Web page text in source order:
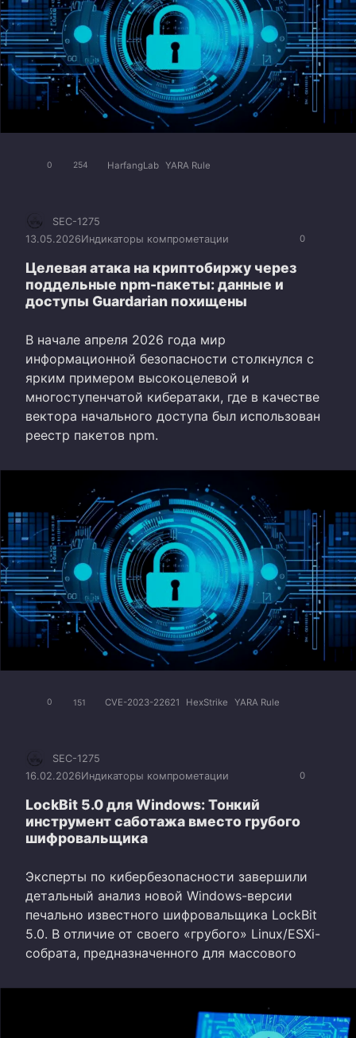
0 254 HarfangLab YARA Rule
0
SEC-1275
13.05.2026Индикаторы компрометации
Целевая атака на криптобиржу через
поддельные npm-пакеты: данные и
доступы Guardarian похищены
В начале апреля 2026 года мир
информационной безопасности столкнулся с
ярким примером высокоцелевой и
многоступенчатой кибератаки, где в качестве
вектора начального доступа был использован
реестр пакетов npm.
0 151 CVE-2023-22621 HexStrike YARA Rule
0
SEC-1275
16.02.2026Индикаторы компрометации
LockBit 5.0 для Windows: Тонкий
инструмент саботажа вместо грубого
шифровальщика
Эксперты по кибербезопасности завершили
детальный анализ новой Windows-версии
печально известного шифровальщика LockBit
5.0. В отличие от своего «грубого» Linux/ESXi-
собрата, предназначенного для массового